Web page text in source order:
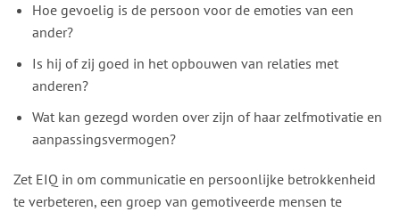
Hoe gevoelig is de persoon voor de emoties van een
ander?
Is hij of zij goed in het opbouwen van relaties met
anderen?
Wat kan gezegd worden over zijn of haar zelfmotivatie en
aanpassingsvermogen?
Zet EIQ in om communicatie en persoonlijke betrokkenheid
te verbeteren, een groep van gemotiveerde mensen te